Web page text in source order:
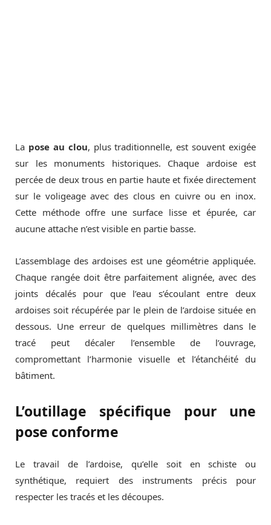
La pose au clou, plus traditionnelle, est souvent exigée
sur les monuments historiques. Chaque ardoise est
percée de deux trous en partie haute et fixée directement
sur le voligeage avec des clous en cuivre ou en inox.
Cette méthode offre une surface lisse et épurée, car
aucune attache n’est visible en partie basse.
L’assemblage des ardoises est une géométrie appliquée.
Chaque rangée doit être parfaitement alignée, avec des
joints décalés pour que l’eau s’écoulant entre deux
ardoises soit récupérée par le plein de l’ardoise située en
dessous. Une erreur de quelques millimètres dans le
tracé peut décaler l’ensemble de l’ouvrage,
compromettant l’harmonie visuelle et l’étanchéité du
bâtiment.
L’outillage spécifique pour une
pose conforme
Le travail de l’ardoise, qu’elle soit en schiste ou
synthétique, requiert des instruments précis pour
respecter les tracés et les découpes.